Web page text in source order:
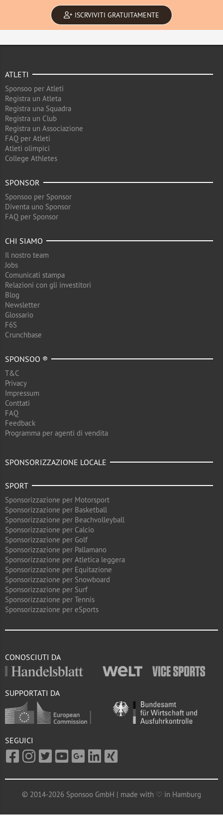
ISCRVIVITI GRATUITAMENTE
ATLETI
Sponsoo per Atleti
Registra un Atleta
Registra una Squadra
Registra un Club
Registra un Associazione
FAQ per Atleti
Atleti olimpici
College Athletes
SPONSOR
Sponsoo per Sponsor
Diventa uno Sponsor
FAQ per Sponsor
CHI SIAMO
Il nostro team
Jobs
Comunicati stampa
Relazioni con gli investitori
Blog
Newsletter
Glossario
F6S
Crunchbase
SPONSOO ®
T&C
Privacy
Impressum
Conttati
FAQ
Feedback
Programma per agenti di vendita
SPONSORIZZAZIONE LOCALE
SPORT
Sponsorizzazione per Motorsport
Sponsorizzazione per Basketball
Sponsorizzazione per Beachvolleyball
Sponsorizzazione per Calcio
Sponsorizzazione per Golf
Sponsorizzazione per Pallamano
Sponsorizzazione per Atletica leggera
Sponsorizzazione per Equitazione
Sponsorizzazione per Snowboard
Sponsorizzazione per Surf
Sponsorizzazione per Tennis
Sponsorizzazione per eSports
CONOSCIUTI DA
SUPPORTATI DA
SEGUICI
© 2014-2026 Sponsoo GmbH | made with ♡ in Hamburg